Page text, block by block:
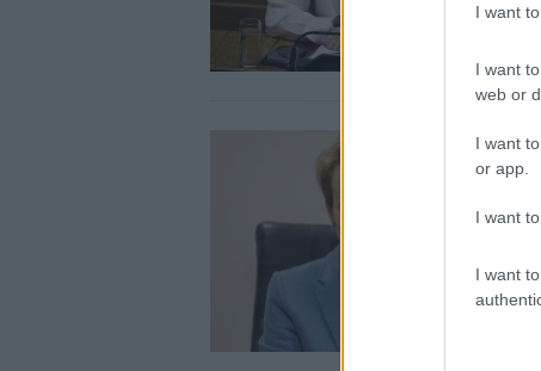
I want
I want
web or
I want
or app.
I want
I want